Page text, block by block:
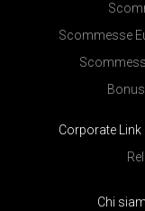
Scommesse
Corporate Link
Chi